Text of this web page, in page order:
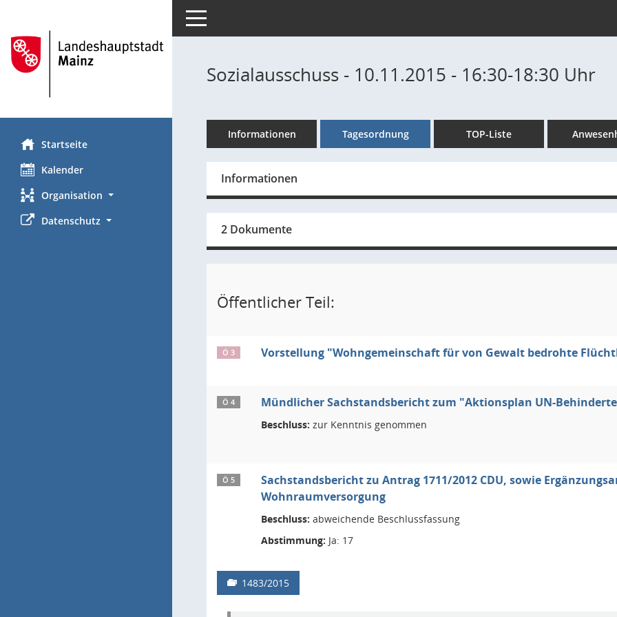
Startseite
Kalender
Organisation
Datenschutz
Toggle navigation
Sozialausschuss - 10.11.2015 - 16:30-18:30 Uhr
Informationen Tagesordnung TOP-Liste
Informationen
2 Dokumente
Öffentlicher Teil:
Ö 3 Vorstellung "Wohngemeinschaft für von Gewalt bedrohte
Ö 4 Mündlicher Sachstandsbericht zum "Aktionsplan UN-
Beschluss: zur Kenntnis genommen
Ö 5
Sachstandsbericht zu Antrag 1711/2012 CDU, sowie
Wohnraumversorgung
Beschluss: abweichende Beschlussfassung
Abstimmung: Ja: 17
1483/2015